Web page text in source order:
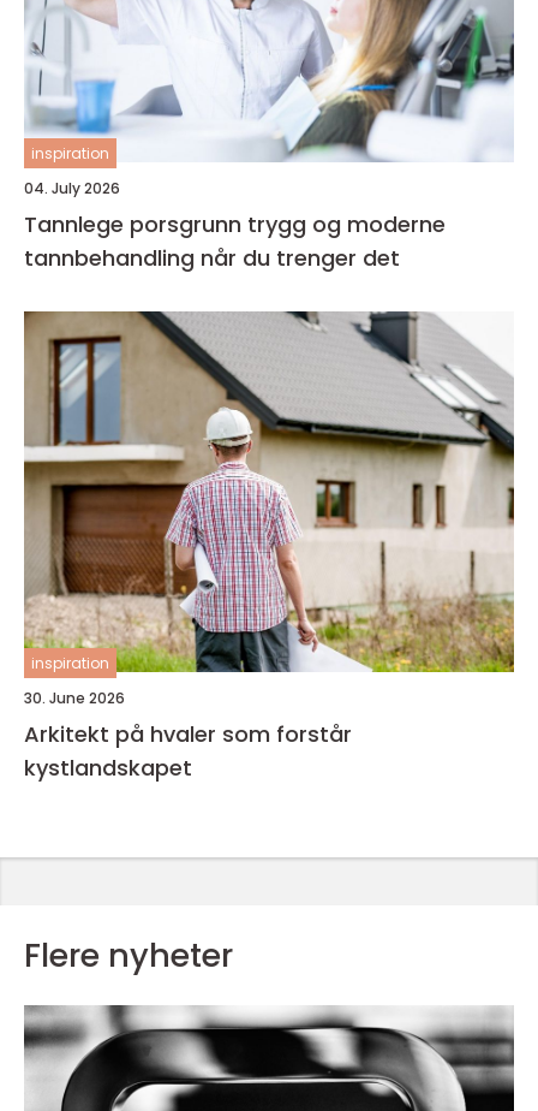
inspiration
04. July 2026
Tannlege porsgrunn trygg og moderne
tannbehandling når du trenger det
inspiration
30. June 2026
Arkitekt på hvaler som forstår
kystlandskapet
Flere nyheter